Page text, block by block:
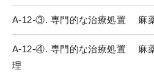
A-12-③. 専門的な治療処置 麻薬
A-12-④. 専門的な治療処置 麻
理